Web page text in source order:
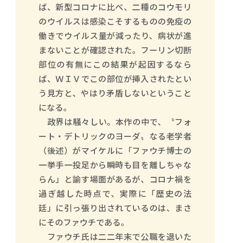
ば、新型コロナに比べ、二種のコウモリ
のウイルスは感染こそするものの免疫の
働きでウイルス量が減ったり、病状が進
まないことが確認された。フーリン切断
部位の有無にこの結果が起因するなら
ば、ＷＩＶでこの部位が挿入されたとい
う見方と、やはり矛盾しないということ
になる。
政界は騒々しい。本作の中で、〝フォ
ート・デトリックのヨーダ〟なる老学者
（後述）がマイケルに「ファウチ博士の
一挙手一投足から瞬時も目を離しちゃな
らん」と諭す場面があるが、コロナ禍を
過ぎ越した時点で、実際に「歴史の法
廷」に引っ張り出されているのは、まさ
にそのファウチである。
ファウチ氏は二二年末で公職を退いた